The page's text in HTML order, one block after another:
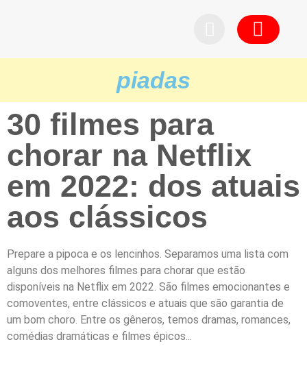
piadas
30 filmes para
chorar na Netflix
em 2022: dos atuais
aos clássicos
Prepare a pipoca e os lencinhos. Separamos uma lista com
alguns dos melhores filmes para chorar que estão
disponíveis na Netflix em 2022. São filmes emocionantes e
comoventes, entre clássicos e atuais que são garantia de
um bom choro. Entre os gêneros, temos dramas, romances,
comédias dramáticas e filmes épicos...